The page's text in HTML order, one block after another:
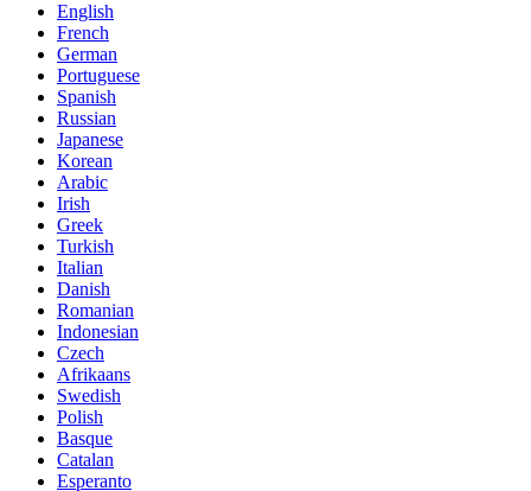
English
French
German
Portuguese
Spanish
Russian
Japanese
Korean
Arabic
Irish
Greek
Turkish
Italian
Danish
Romanian
Indonesian
Czech
Afrikaans
Swedish
Polish
Basque
Catalan
Esperanto